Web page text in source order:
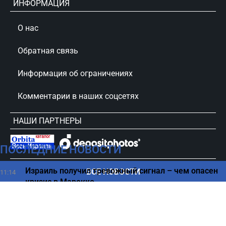
ПОСЛЕДНИЕ НОВОСТИ
11:14
Израиль получил тревожный сигнал – чем опасен
кризис в Марокко
ВСЕ НОВОСТИ
ИНФОРМАЦИЯ
О нас
Обратная связь
Информация об ограничениях
Комментарии в наших соцсетях
НАШИ ПАРТНЕРЫ
сursorinfo.co.il © Все права защищены